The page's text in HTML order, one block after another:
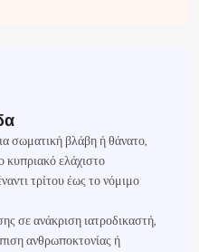
σωματική βλάβη ή θάνατο,
ελάχιστο
τρίτου έως το νόμιμο
σε ανάκριση ιατροδικαστή,
ανθρωποκτονίας ή